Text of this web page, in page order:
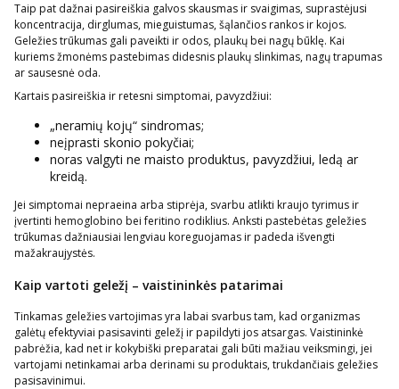
Taip pat dažnai pasireiškia galvos skausmas ir svaigimas, suprastėjusi
koncentracija, dirglumas, mieguistumas, šąlančios rankos ir kojos.
Geležies trūkumas gali paveikti ir odos, plaukų bei nagų būklę. Kai
kuriems žmonėms pastebimas didesnis plaukų slinkimas, nagų trapumas
ar sausesnė oda.
Kartais pasireiškia ir retesni simptomai, pavyzdžiui:
„neramių kojų“ sindromas;
neįprasti skonio pokyčiai;
noras valgyti ne maisto produktus, pavyzdžiui, ledą ar
kreidą.
Jei simptomai nepraeina arba stiprėja, svarbu atlikti kraujo tyrimus ir
įvertinti hemoglobino bei feritino rodiklius. Anksti pastebėtas geležies
trūkumas dažniausiai lengviau koreguojamas ir padeda išvengti
mažakraujystės.
Kaip vartoti geležį – vaistininkės patarimai
Tinkamas geležies vartojimas yra labai svarbus tam, kad organizmas
galėtų efektyviai pasisavinti geležį ir papildyti jos atsargas. Vaistininkė
pabrėžia, kad net ir kokybiški preparatai gali būti mažiau veiksmingi, jei
vartojami netinkamai arba derinami su produktais, trukdančiais geležies
pasisavinimui.